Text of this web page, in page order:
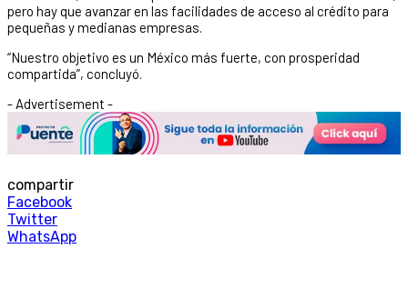
pero hay que avanzar en las facilidades de acceso al crédito para
pequeñas y medianas empresas.
“Nuestro objetivo es un México más fuerte, con prosperidad
compartida”, concluyó.
- Advertisement -
compartir
Facebook
Twitter
WhatsApp